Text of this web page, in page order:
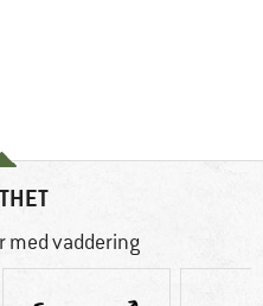
- hitta all information här!
med vaddering